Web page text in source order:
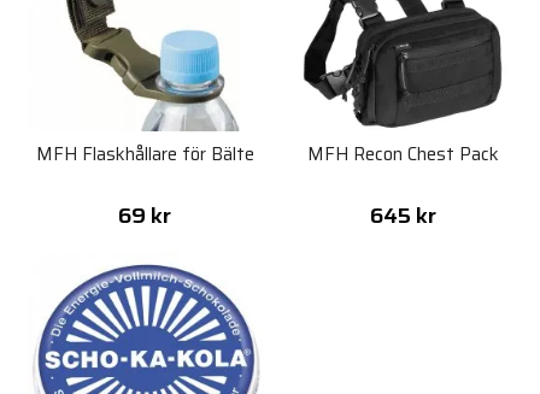
MFH Flaskhållare för Bälte
69 kr
MFH Recon Chest Pack
645 kr